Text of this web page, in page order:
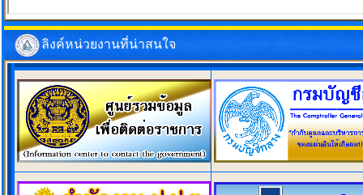
ลิงค์หน่วยงานที่น่าสนใจ